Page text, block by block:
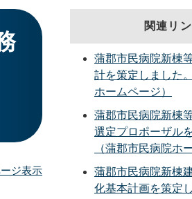
ジ表示
関連リ
蒲郡市民病院新棟
計を策定しました
ホームページ）
蒲郡市民病院新棟
選定プロポーザル
（蒲郡市民病院ホ
蒲郡市民病院新棟
化基本計画を策定